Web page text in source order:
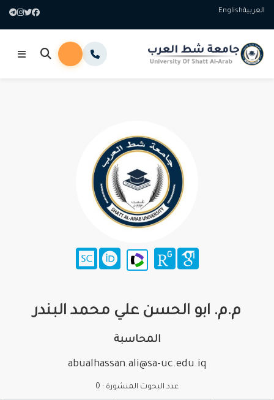
العربية English
م.م. ابو الحسن علي محمد البندر
المحاسبة
abualhassan.ali@sa-uc.edu.iq
عدد البحوث المنشورة : 0